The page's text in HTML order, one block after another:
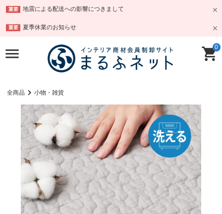
重要 地震による配送への影響につきまして
重要 夏季休業のお知らせ
0
全商品 小物・雑貨